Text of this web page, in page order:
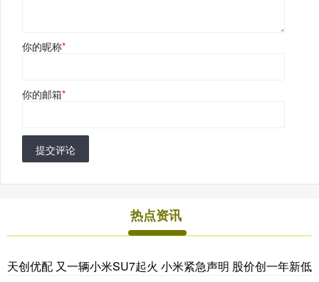
你的昵称*
你的邮箱*
提交评论
热点资讯
天创优配 又一辆小米SU7起火 小米紧急声明 股价创一年新低